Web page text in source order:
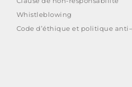
Whistleblowing
Code d’éthique et politique